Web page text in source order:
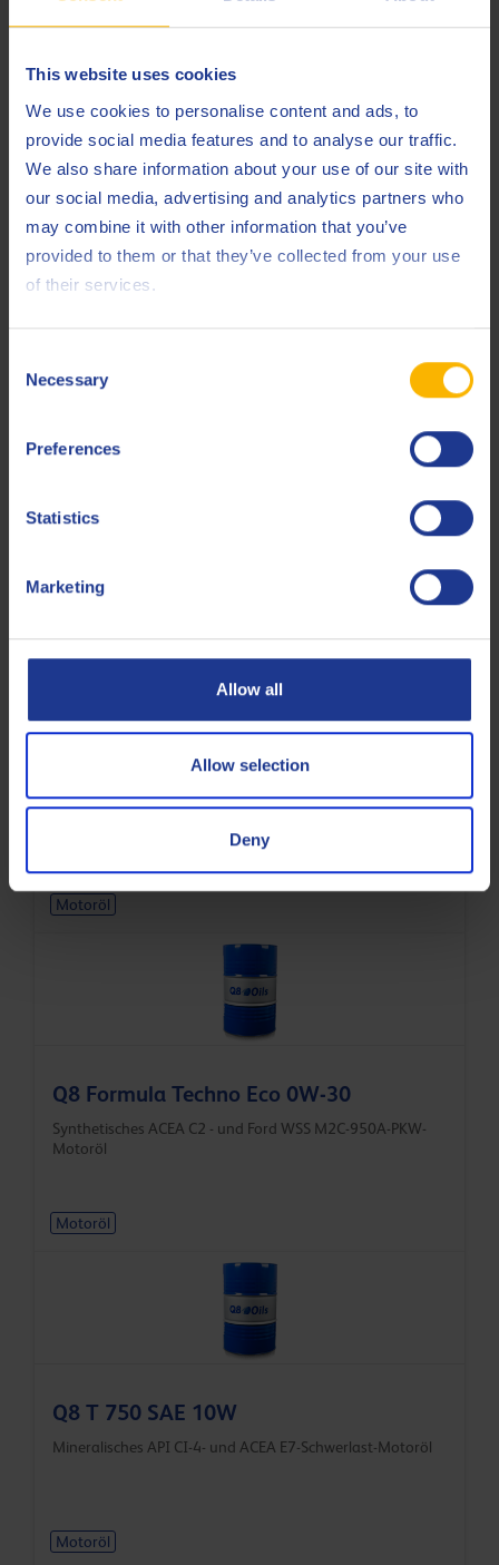
This website uses cookies
We use cookies to personalise content and ads, to
provide social media features and to analyse our traffic.
We also share information about your use of our site with
our social media, advertising and analytics partners who
may combine it with other information that you’ve
provided to them or that they’ve collected from your use
of their services.
Selection
Necessary
Preferences
Statistics
Marketing
Allow all
Allow selection
Deny
NATO O-278
Less specifications
Verwandte Produkte
Q8 Formula Hybrid GF-6A 0W-20
Motoröl
Q8 Formula Excel 5W-40
Synthetisches ACEA A3/B4-Pkw-Motoröl
Motoröl
Q8 Formula Techno Eco 0W-30
Synthetisches ACEA C2 - und Ford WSS M2C-950A-PKW-
Motoröl
Motoröl
Q8 T 750 SAE 10W
Mineralisches API CI-4- und ACEA E7-Schwerlast-Motoröl
Motoröl